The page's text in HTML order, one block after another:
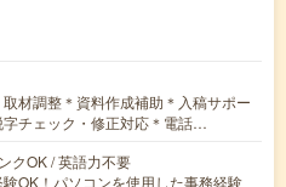
材調整＊資料作成補助＊入稿サポー
字チェック・修正対応＊電話…
クOK / 英語力不要
OK！パソコンを使用した事務経験